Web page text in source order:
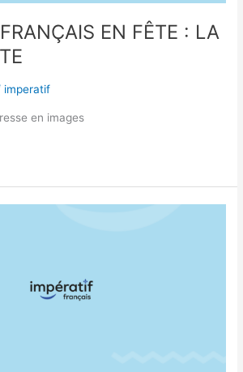
EN FÊTE : LA
imperatif
en images